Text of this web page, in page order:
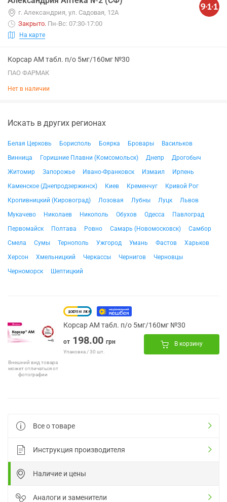
г. Александрия, ул. Садовая, 12А
Закрыто. Пн-Вс: 07:30-17:00
На карте
Корсар АМ табл. п/о 5мг/160мг №30
ПАО ФАРМАК
Нет в наличии
Искать в других регионах
Белая Церковь Борисполь Боярка Бровары
Васильков
Винница
Горишние Плавни (Комсомольск) Днепр
Дрогобыч
Житомир
Запорожье Ивано-Франковск Измаил
Ирпень
Каменское (Днепродзержинск)
Киев Кременчуг
Кривой Рог
Кропивницкий (Кировоград)
Лозовая Лубны Луцк
Львов
Мукачево
Николаев Никополь Обухов Одесса
Павлоград
Первомайск
Полтава Ровно Самарь (Новомосковск)
Самбор
Смела
Сумы Тернополь Ужгород Умань Фастов
Харьков
Херсон
Хмельницкий Черкассы Чернигов
Черновцы
Черноморск
Шептицкий
Внешний вид товара
может отличаться от
фотографии
Корсар АМ табл. п/о 5мг/160мг №30
от 198.00 грн
Упаковка / 30 шт.
В корзину
Все о товаре
Инструкция производителя
Наличие и цены
Аналоги и заменители